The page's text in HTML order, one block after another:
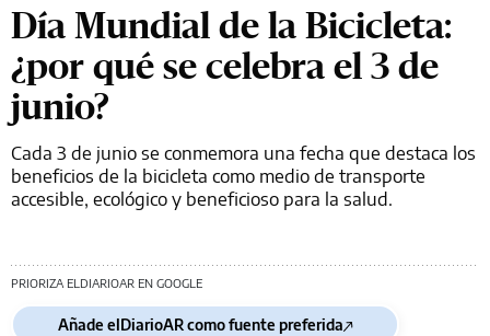
Día Mundial de la Bicicleta:
¿por qué se celebra el 3 de
junio?
Cada 3 de junio se conmemora una fecha que destaca los
beneficios de la bicicleta como medio de transporte
accesible, ecológico y beneficioso para la salud.
PRIORIZA ELDIARIOAR EN GOOGLE
Añade elDiarioAR como fuente preferida